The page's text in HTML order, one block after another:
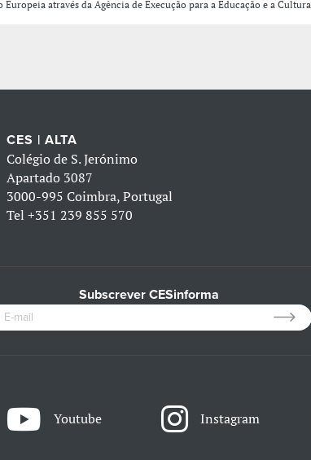
Europeia através da Agência de Execução para a Educação e a
CES | ALTA
Colégio de S. Jerónimo
Apartado 3087
3000-995 Coimbra, Portugal
Tel+351 239 855 570
Subscrever CESinforma
Youtube Instagram